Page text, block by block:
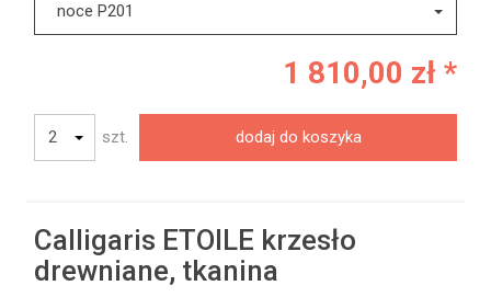
noce P201
1 810,00 zł *
szt. dodaj do koszyka
Calligaris ETOILE krzesło
drewniane, tkanina